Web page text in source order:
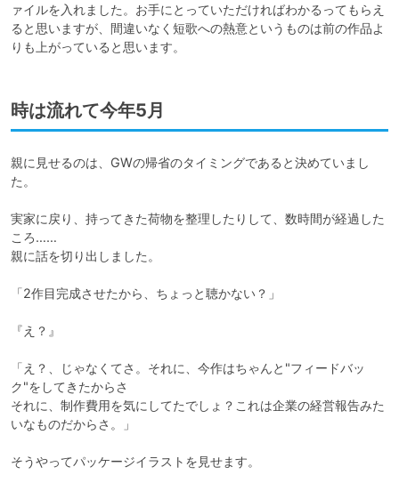
ァイルを入れました。お手にとっていただければわかるってもらえ
ると思いますが、間違いなく短歌への熱意というものは前の作品よ
りも上がっていると思います。
時は流れて今年5月
親に見せるのは、GWの帰省のタイミングであると決めていまし
た。
実家に戻り、持ってきた荷物を整理したりして、数時間が経過した
ころ……
親に話を切り出しました。
「2作目完成させたから、ちょっと聴かない？」
『え？』
「え？、じゃなくてさ。それに、今作はちゃんと"フィードバッ
ク"をしてきたからさ
それに、制作費用を気にしてたでしょ？これは企業の経営報告みた
いなものだからさ。」
そうやってパッケージイラストを見せます。